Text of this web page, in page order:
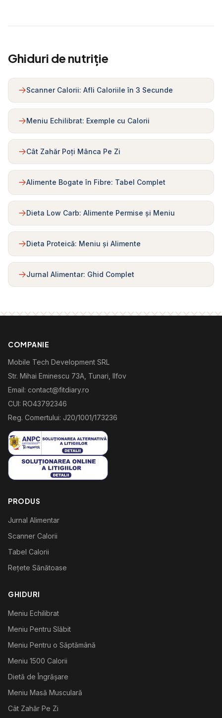
Ghiduri de nutriție
Scanner Calorii: Afli Caloriile în 3 Secunde
Meniu Echilibrat: Exemple cu Calorii
Cât Zahăr Poți Mânca Pe Zi
Alimente Bogate în Fibre: Tabel Complet
Dieta Low Carb: Alimente Permise și Meniu
Dieta Proteică: Meniu și Alimente
Jurnal Alimentar: Ghid Complet
COMPANIE
Mobile Tech Development SRL
Str. Mihai Eminescu 73A, Tunari, Ilfov
Email: contact@fitdiary.ro
CUI: RO43792346
Reg. Comertului: J20/1001/173236
PRODUS
Jurnal Alimentar
Scanner Calorii
Tabel Calorii
Rețete Sănătoase
GHIDURI
Meniu Echilibrat
Meniu Pentru Slăbit
Meniu Pentru o Săptămână
Meniu 1500 Calorii
Dietă de Îngrășare
Meniu Masă Musculară
Cât Zahăr Pe Zi